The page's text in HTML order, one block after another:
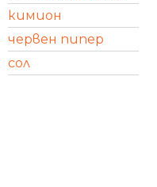
кимион
червен пипер
сол